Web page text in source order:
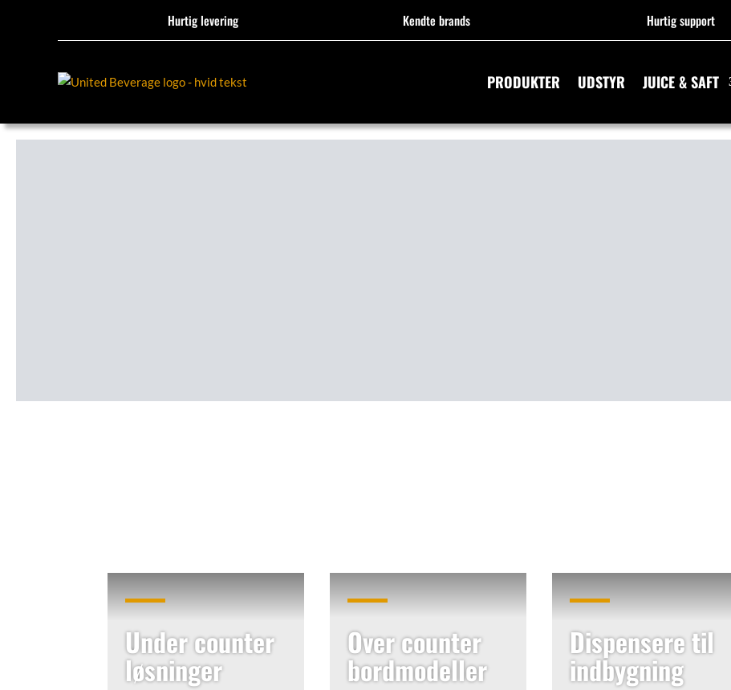
Hurtig levering Kendte brands Hurtig support
PRODUKTER UDSTYR JUICE & SAFT
Under counter
løsninger
Over counter
bordmodeller
Dispensere til
indbygning